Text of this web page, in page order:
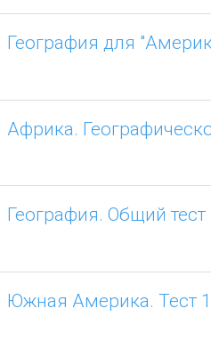
География для
Африка.
География. Общий тест
Южная Америка. Тест